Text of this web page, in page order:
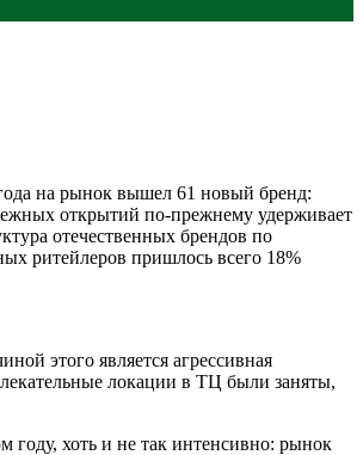
на рынок вышел 61 новый бренд:
открытий по-прежнему удерживает
отечественных брендов по
ритейлеров пришлось всего 18%
этого является агрессивная
локации в ТЦ были заняты,
хоть и не так интенсивно: рынок